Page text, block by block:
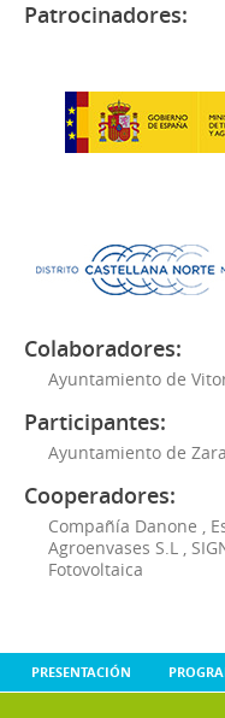
Patrocinadores:
Colaboradores:
Ayuntamiento de
Participantes:
Ayuntamiento de
Cooperadores:
Compañía Danone
Agroenvases S.L
Fotovoltaica
PRESENTACIÓN